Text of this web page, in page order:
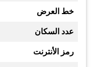
خط العرض
عدد السكان
رمز الأنترنت